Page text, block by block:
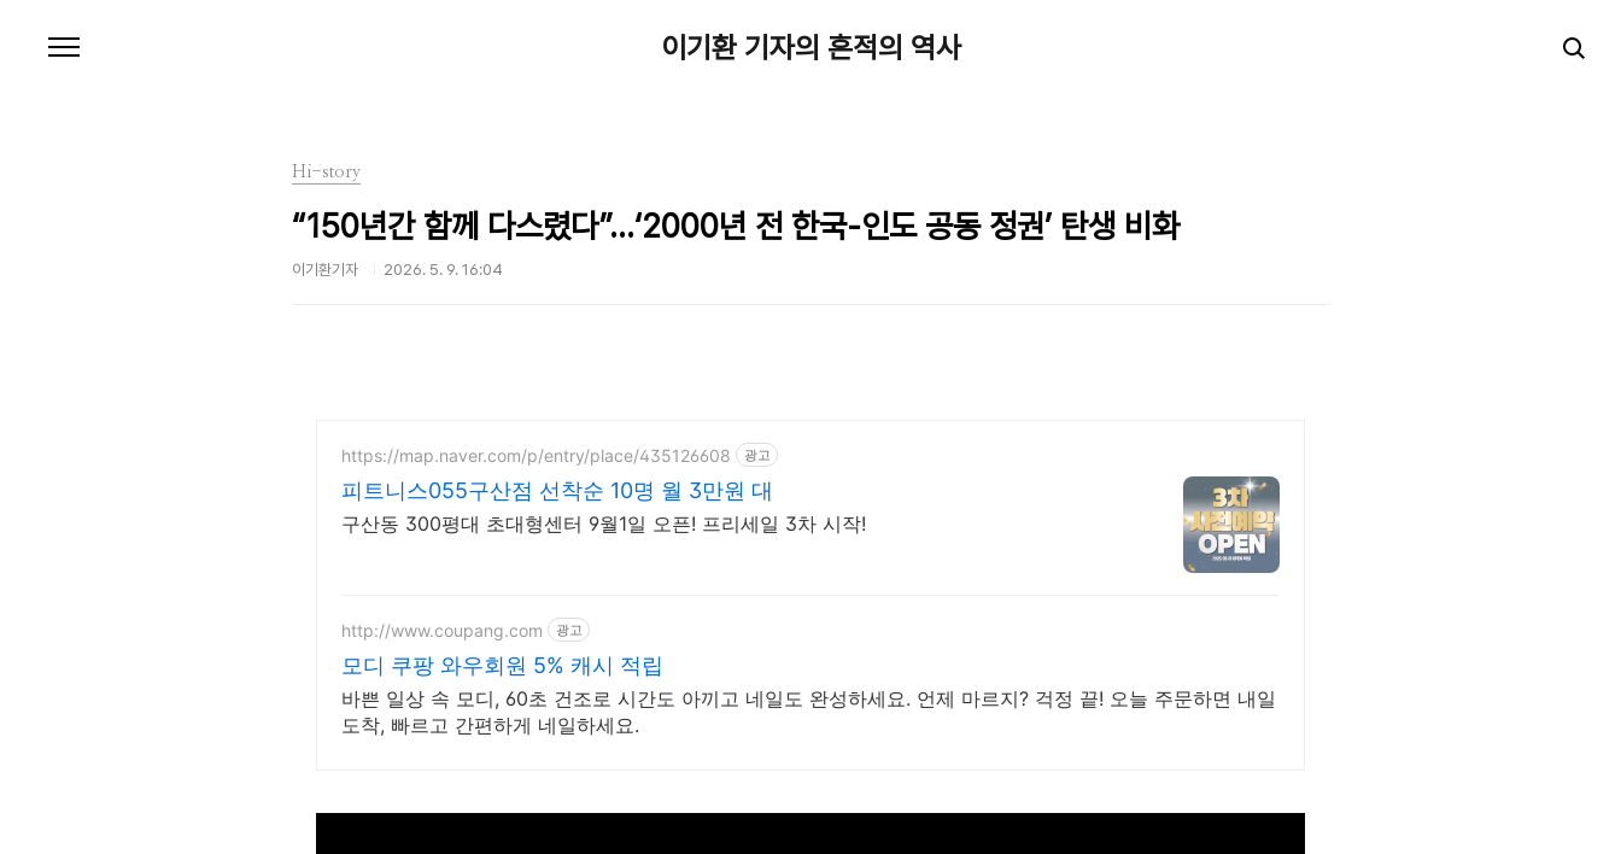
이기환 기자의 흔적의 역사
Hi-story
“150년간 함께 다스렸다”…‘2000년 전 한국-인도 공동 정권’ 탄생 비화
이기환기자 2026. 5. 9. 16:04
https://map.naver.com/p/entry/place/435126608 광고
피트니스055구산점 선착순 10명 월 3만원 대
구산동 300평대 초대형센터 9월1일 오픈! 프리세일 3차 시작!
http://www.coupang.com 광고
모디 쿠팡 와우회원 5% 캐시 적립
바쁜 일상 속 모디, 60초 건조로 시간도 아끼고 네일도 완성하세요. 언제 마르지? 걱정 끝! 오늘 주문하면 내일
도착, 빠르고 간편하게 네일하세요.